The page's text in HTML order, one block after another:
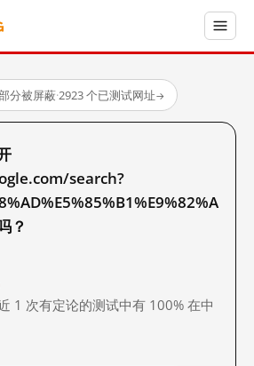
分被屏蔽·2923 个已测试网址→
search?
？
1 次有定论的测试中有 100% 在中